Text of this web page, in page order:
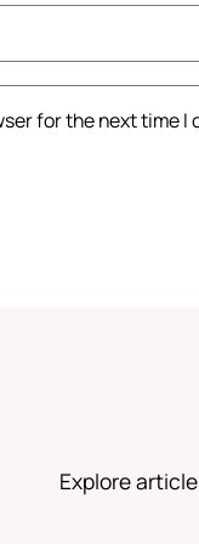
for the next time I
Explore